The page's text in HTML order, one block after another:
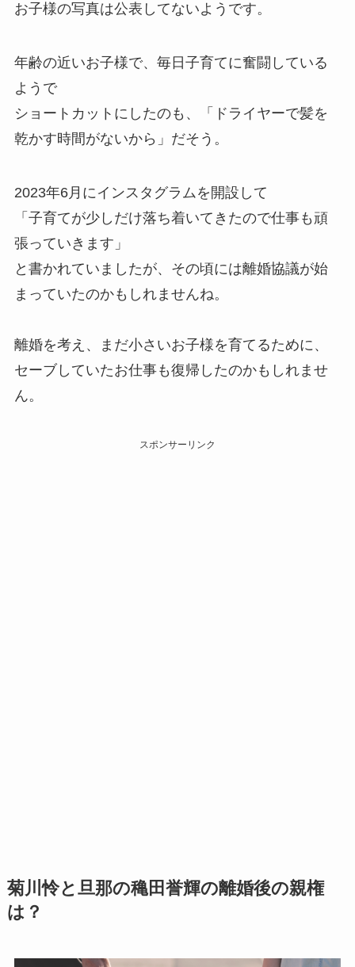
お子様の写真は公表してないようです。
年齢の近いお子様で、毎日子育てに奮闘している
ようで
ショートカットにしたのも、「ドライヤーで髪を
乾かす時間がないから」だそう。
2023年6月にインスタグラムを開設して
「子育てが少しだけ落ち着いてきたので仕事も頑
張っていきます」
と書かれていましたが、その頃には離婚協議が始
まっていたのかもしれませんね。
離婚を考え、まだ小さいお子様を育てるために、
セーブしていたお仕事も復帰したのかもしれませ
ん。
スポンサーリンク
菊川怜と旦那の穐田誉輝の離婚後の親権
は？